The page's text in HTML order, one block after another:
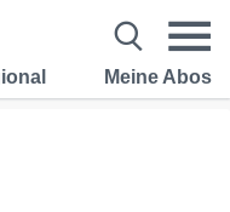
Meine Abos